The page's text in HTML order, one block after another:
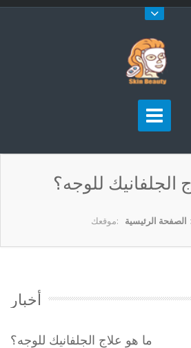
الجلفانيك للوجه؟
موقعك: الصفحة الرئيسية
أخبار
ما هو علاج الجلفانيك للوجه؟